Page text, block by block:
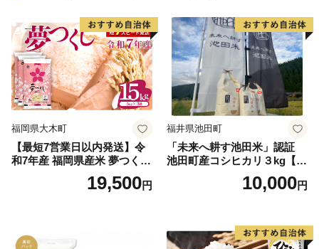
福岡県大木町
【最短7営業日以内発送】令
和7年産 福岡県産米 夢つくし
15kg 精米 ※北海道・沖縄・
19,500円
福井県池田町
「未来へ耕す池田米」認証
池田町産コシヒカリ３kg【お
1人様につき３セットまで】
10,000円